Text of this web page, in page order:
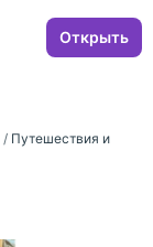
Открыть
/ Путешествия и